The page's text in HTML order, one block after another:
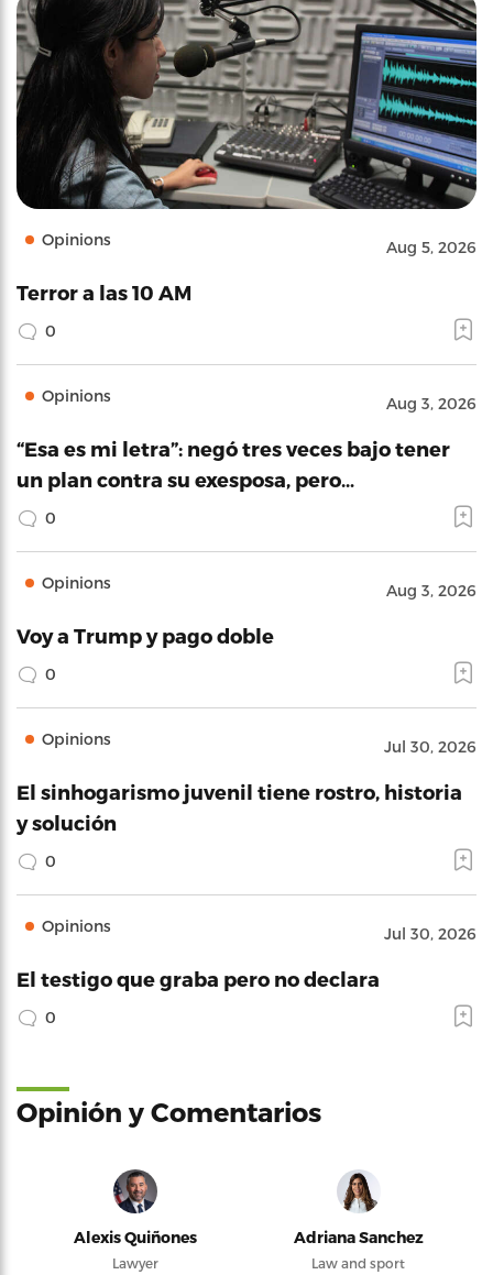
Opinions Aug 5, 2026
Terror a las 10 AM
0
Opinions Aug 3, 2026
“Esa es mi letra”: negó tres veces bajo tener
un plan contra su exesposa, pero…
0
Opinions Aug 3, 2026
Voy a Trump y pago doble
0
Opinions Jul 30, 2026
El sinhogarismo juvenil tiene rostro, historia
y solución
0
Opinions Jul 30, 2026
El testigo que graba pero no declara
0
Opinión y Comentarios
Alexis Quiñones
Lawyer
Adriana Sanchez
Law and sport